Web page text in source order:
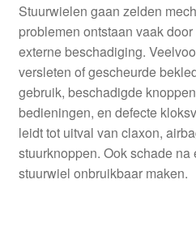
Stuurwielen gaan zelden
problemen ontstaan vaak
externe beschadiging.
versleten of gescheurde
gebruik, beschadigde
bedieningen, en defecte
leidt tot uitval van claxon,
stuurknoppen. Ook schade
stuurwiel onbruikbaar maken.